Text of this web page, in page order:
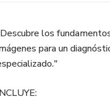
los
para un